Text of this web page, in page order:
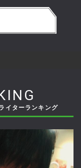
イターランキング